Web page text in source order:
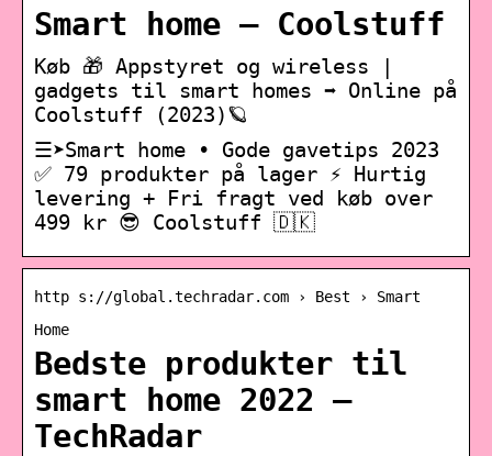
Smart home – Coolstuff
Køb 🎁 Appstyret og wireless |
gadgets til smart homes ➡️ Online på
Coolstuff (2023)🪐
☰➤Smart home • Gode gavetips 2023
✅ 79 produkter på lager ⚡️ Hurtig
levering + Fri fragt ved køb over
499 kr 😎 Coolstuff 🇩🇰
http s://global.techradar.com › Best › Smart
Home
Bedste produkter til
smart home 2022 –
TechRadar